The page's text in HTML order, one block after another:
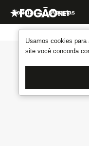
Usamos cookies para
site você concorda
Notícias Apostas